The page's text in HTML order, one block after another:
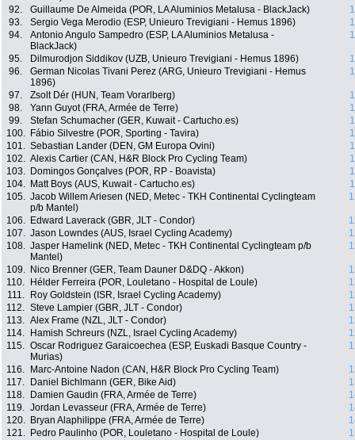
92. Guillaume De Almeida (POR, LA Aluminios Metalusa - BlackJack)
93.
Sergio Vega Merodio (ESP, Unieuro Trevigiani - Hemus 1896)
94.
Antonio Angulo Sampedro (ESP, LA Aluminios Metalusa -
BlackJack)
95. Dilmurodjon Siddikov (UZB, Unieuro Trevigiani - Hemus 1896)
96.
German Nicolas Tivani Perez (ARG, Unieuro Trevigiani - Hemus
1896)
97. Zsolt Dér (HUN, Team Vorarlberg)
98.
Yann Guyot (FRA, Armée de Terre)
99.
Stefan Schumacher (GER, Kuwait - Cartucho.es)
100.
Fábio Silvestre (POR, Sporting - Tavira)
101. Sebastian Lander (DEN, GM Europa Ovini)
102. Alexis Cartier (CAN, H&R Block Pro Cycling Team)
103.
Domingos Gonçalves (POR, RP - Boavista)
104.
Matt Boys (AUS, Kuwait - Cartucho.es)
105. Jacob Willem Ariesen (NED, Metec - TKH Continental Cyclingteam
p/b Mantel)
106. Edward Laverack (GBR, JLT - Condor)
107. Jason Lowndes (AUS, Israel Cycling Academy)
108. Jasper Hamelink (NED, Metec - TKH Continental Cyclingteam p/b
Mantel)
109. Nico Brenner (GER, Team Dauner D&DQ - Akkon)
110.
Hélder Ferreira (POR, Louletano - Hospital de Loule)
111.
Roy Goldstein (ISR, Israel Cycling Academy)
112. Steve Lampier (GBR, JLT - Condor)
113. Alex Frame (NZL, JLT - Condor)
114.
Hamish Schreurs (NZL, Israel Cycling Academy)
115. Oscar Rodriguez Garaicoechea (ESP, Euskadi Basque Country -
Murias)
116. Marc-Antoine Nadon (CAN, H&R Block Pro Cycling Team)
117.
Daniel Bichlmann (GER, Bike Aid)
118.
Damien Gaudin (FRA, Armée de Terre)
119. Jordan Levasseur (FRA, Armée de Terre)
120.
Bryan Alaphilippe (FRA, Armée de Terre)
121.
Pedro Paulinho (POR, Louletano - Hospital de Loule)